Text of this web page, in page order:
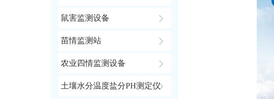
鼠害监测设备
苗情监测站
农业四情监测设备
土壤水分温度盐分PH测定仪